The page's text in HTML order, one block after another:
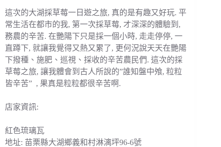
這次的大湖採草莓一日遊之旅, 真的是有趣又好玩. 平
常生活在都市的我, 第一次採草莓, 才深深的體驗到,
務農的辛苦. 在艷陽下只是採一個小時, 走走停停, 一
直蹲下, 就讓我覺得又熱又累了, 更何況說天天在艷陽
下撥種、施肥、巡視、採收的辛苦農民們. 這次的採
草莓之旅, 讓我體會到古人所說的”誰知盤中飧, 粒粒
皆辛苦” , 果真是粒粒都很辛苦啊.
店家資訊:
紅色琉璃瓦
地址: 苗栗縣大湖鄉義和村淋漓坪96-6號